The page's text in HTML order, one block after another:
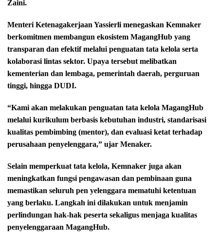
Zaini.
Menteri Ketenagakerjaan Yassierli menegaskan Kemnaker
berkomitmen membangun ekosistem MagangHub yang
transparan dan efektif melalui penguatan tata kelola serta
kolaborasi lintas sektor. Upaya tersebut melibatkan
kementerian dan lembaga, pemerintah daerah, perguruan
tinggi, hingga DUDI.
“Kami akan melakukan penguatan tata kelola MagangHub
melalui kurikulum berbasis kebutuhan industri, standarisasi
kualitas pembimbing (mentor), dan evaluasi ketat terhadap
perusahaan penyelenggara,” ujar Menaker.
Selain memperkuat tata kelola, Kemnaker juga akan
meningkatkan fungsi pengawasan dan pembinaan guna
memastikan seluruh pen yelenggara mematuhi ketentuan
yang berlaku. Langkah ini dilakukan untuk menjamin
perlindungan hak-hak peserta sekaligus menjaga kualitas
penyelenggaraan MagangHub.